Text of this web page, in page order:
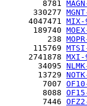
        8781
      330277
     4047471
      189740
         238
      115769
     2741878
       34095
       13729
        7007
        8088
        7446